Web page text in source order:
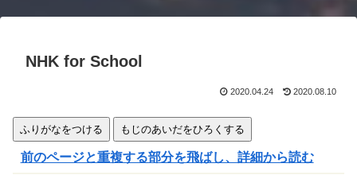
と、
ダー
の読
み上
NHK for School
2020.04.24 2020.08.10
ふりがなをつける もじのあいだをひろくする
前のページと重複する部分を飛ばし、詳細から読む